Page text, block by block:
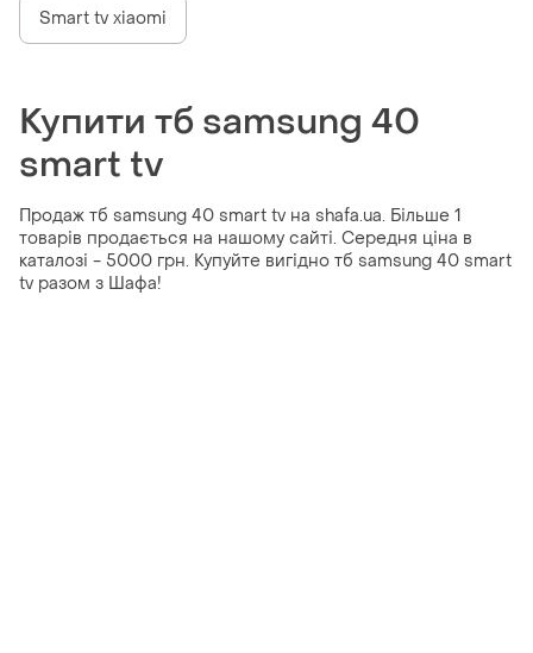
Smart tv xiaomi
Купити тб samsung 40
smart tv
Продаж тб samsung 40 smart tv на shafa.ua. Більше 1
товарів продається на нашому сайті. Середня ціна в
каталозі - 5000 грн. Купуйте вигідно тб samsung 40 smart
tv разом з Шафа!